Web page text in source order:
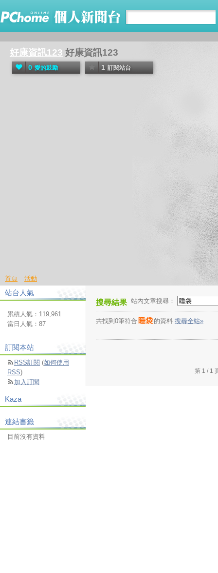
好康資訊123 好康資訊123
0 愛的鼓勵 1 訂閱站台
首頁 活動
搜尋結果 站內文章搜尋：
共找到0筆符合 睡袋 的資料 搜尋全站»
第 1 /
站台人氣
累積人氣： 119,961
當日人氣： 87
訂閱本站
RSS訂閱 (如何使用
RSS)
加入訂閱
Kaza
連結書籤
目前沒有資料